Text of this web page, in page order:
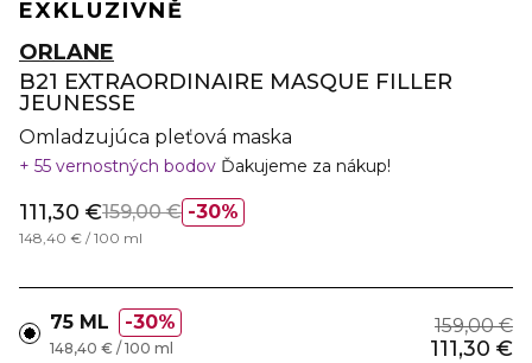
EXKLUZIVNĚ
ORLANE
B21 EXTRAORDINAIRE MASQUE FILLER
JEUNESSE
Omladzujúca pleťová maska
55 vernostných bodov Ďakujeme za nákup!
30%
111,30 €159,00 €
148,40 € / 100 ml
75 ML 30% 159,00 €
111,30 €
148,40 € / 100 ml